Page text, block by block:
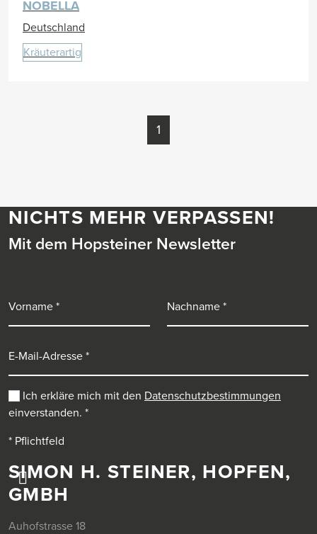
NOBELLA
Deutschland
Kräuterartig
1
SIMON H. STEINER, HOPFEN,
GMBH
Auhofstrasse 18
NICHTS MEHR VERPASSEN!
Mit dem Hopsteiner Newsletter
Ich erkläre mich mit den Datenschutzbestimmungen
einverstanden. *
* Pflichtfeld